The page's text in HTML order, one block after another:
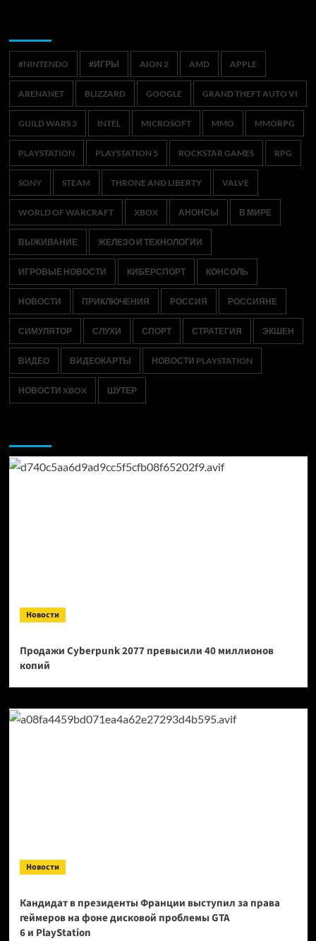
#NINTENDO #ИГРЫ AION 2 AMD APPLE
ARENANET BLIZZARD GOOGLE GRAND THEFT AUTO VI
GUILD WARS 3 INTEL MICROSOFT MMO MMORPG
PLAYSTATION PLAYSTATION 5 ROCKSTAR GAMES RPG
SONY STEAM THRONE AND LIBERTY VALVE
WORLD OF WARCRAFT XBOX АНОНСЫ В МИРЕ
ВЫЖИВАНИЕ ЖЕЛЕЗО И ТЕХНОЛОГИИ
ИГРОВЫЕ НОВОСТИ КИБЕРСПОРТ КОНСОЛЬ
НОВОСТИ ПРИКЛЮЧЕНИЯ РОССИЯ РОССИЯНЕ
СИМУЛЯТОР СЛУХИ СПОРТ СТРАТЕГИЯ ЭКШЕН
ВИДЕО ВИДЕОКАРТЫ НОВОСТИ PLAYSTATION
НОВОСТИ XBOX ШУТЕР
Новости
Продажи Cyberpunk 2077 превысили 40 миллионов
копий
Новости
Кандидат в президенты Франции выступил за права
геймеров на фоне дисковой проблемы GTA
6 и PlayStation